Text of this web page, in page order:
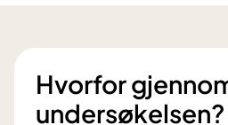
Hvorfor
undersøkelsen?